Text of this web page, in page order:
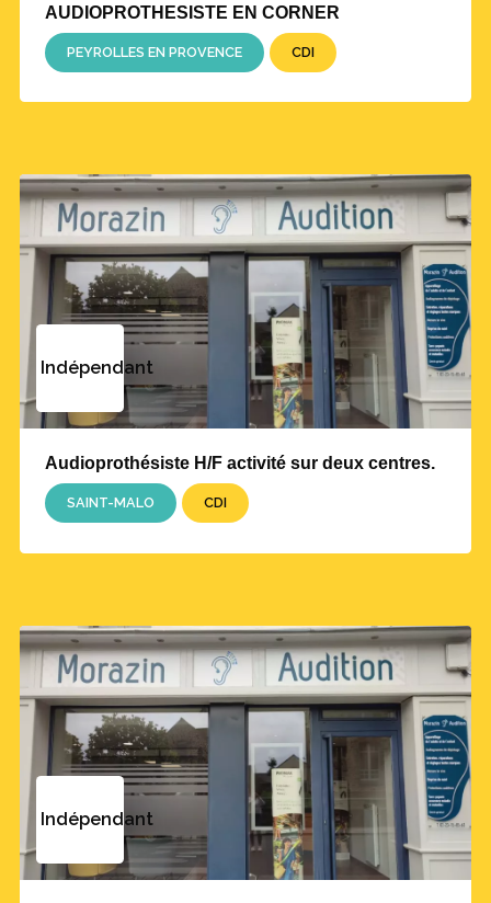
AUDIOPROTHESISTE EN CORNER
PEYROLLES EN PROVENCE CDI
Indépendant
Audioprothésiste H/F activité sur deux centres.
SAINT-MALO CDI
Indépendant